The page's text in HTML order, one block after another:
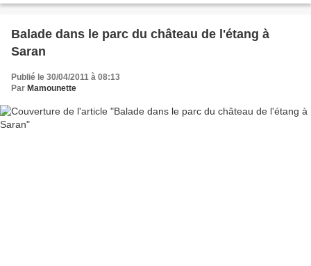
Balade dans le parc du château de l'étang à
Saran
Publié le 30/04/2011 à 08:13
Par Mamounette